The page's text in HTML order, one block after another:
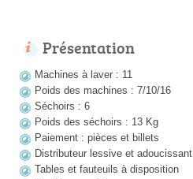
Présentation
Machines à laver : 11
Poids des machines : 7/10/16
Séchoirs : 6
Poids des séchoirs : 13 Kg
Paiement : pièces et billets
Distributeur lessive et adoucissant
Tables et fauteuils à disposition